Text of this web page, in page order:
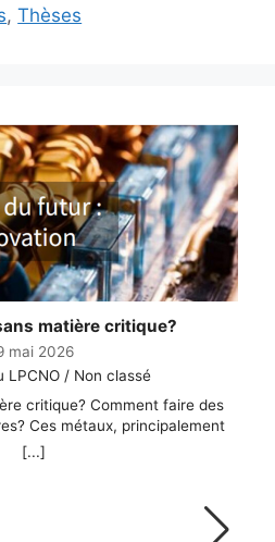
,Thèses
matière critique?
mai 2026
LPCNO / Non classé
critique? Comment faire des
Ces métaux, principalement
performants que polluants, et
les chimistes ! Dans le cadre du
soirée d’échange avec un large
[...]